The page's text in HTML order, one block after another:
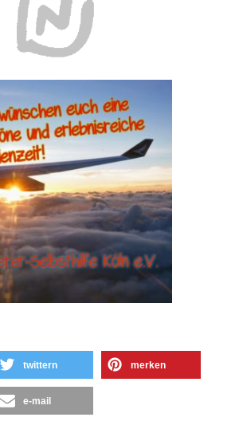
twittern merken
e-mail